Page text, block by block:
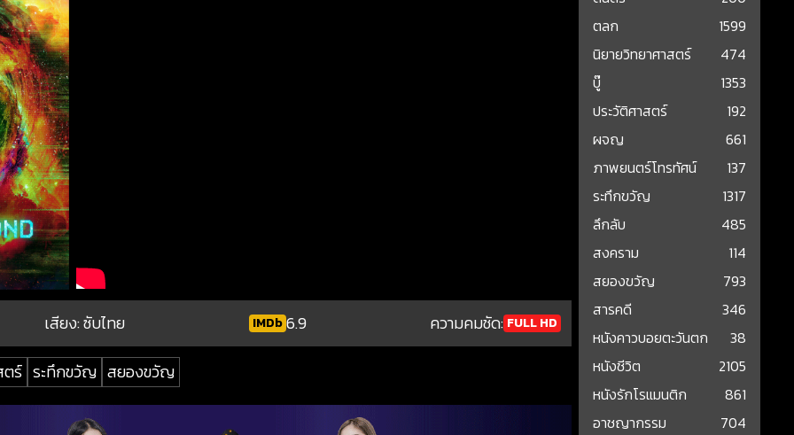
เสียง: ซับไทย IMDb6.9 ความคมชัด: FULL HD
ตร์ ระทึกขวัญ สยองขวัญ
ตลก
1599
นิยายวิทยาศาสตร์
474
บู๊
1353
ประวัติศาสตร์
192
ผจญ
661
ภาพยนตร์โทรทัศน์
137
ระทึกขวัญ
1317
ลึกลับ
485
สงคราม
114
สยองขวัญ
793
สารคดี
346
หนังคาวบอยตะวันตก
38
หนังชีวิต
2105
หนังรักโรแมนติก
861
อาชญากรรม
704